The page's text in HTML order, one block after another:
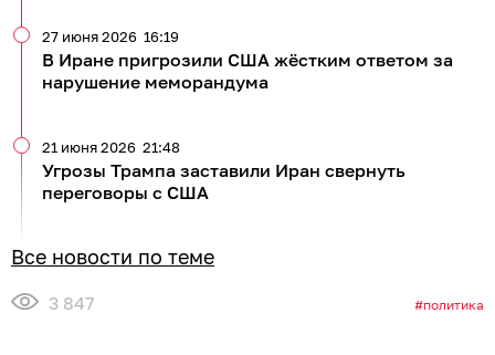
В Иране пригрозили США жёстким ответом за
нарушение меморандума
27 июня 2026 16:19
Угрозы Трампа заставили Иран свернуть
переговоры с США
21 июня 2026 21:48
Все новости по теме
3 847 политика